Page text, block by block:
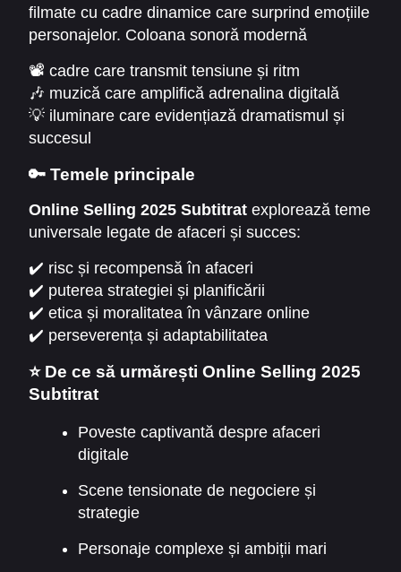
filmate cu cadre dinamice care surprind emoțiile
personajelor. Coloana sonoră modernă
📽️ cadre care transmit tensiune și ritm
🎶 muzică care amplifică adrenalina digitală
💡 iluminare care evidențiază dramatismul și
succesul
🔑 Temele principale
Online Selling 2025 Subtitrat explorează teme
universale legate de afaceri și succes:
✔️ risc și recompensă în afaceri
✔️ puterea strategiei și planificării
✔️ etica și moralitatea în vânzare online
✔️ perseverența și adaptabilitatea
⭐ De ce să urmărești Online Selling 2025
Subtitrat
Poveste captivantă despre afaceri
digitale
Scene tensionate de negociere și
strategie
Personaje complexe și ambiții mari